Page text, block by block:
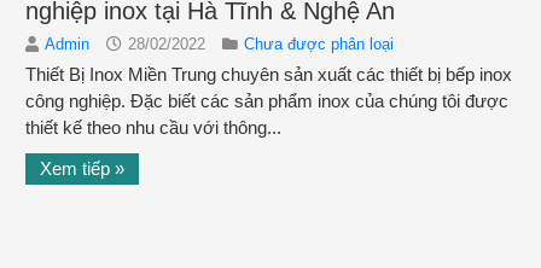
nghiệp inox tại Hà Tĩnh & Nghệ An
Admin 28/02/2022 Chưa được phân loại
Thiết Bị Inox Miền Trung chuyên sản xuất các thiết bị bếp inox
công nghiệp. Đặc biết các sản phẩm inox của chúng tôi được
thiết kế theo nhu cầu với thông...
Xem tiếp »